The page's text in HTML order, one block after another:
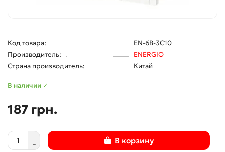
Код товара:
EN-6B-3C10
Производитель:
ENERGIO
Страна производитель:
Китай
В наличии ✓
187 грн.
В корзину